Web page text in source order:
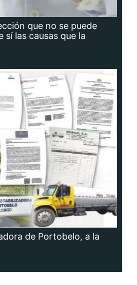
que no se puede
sí las causas que la
de Portobelo, a la